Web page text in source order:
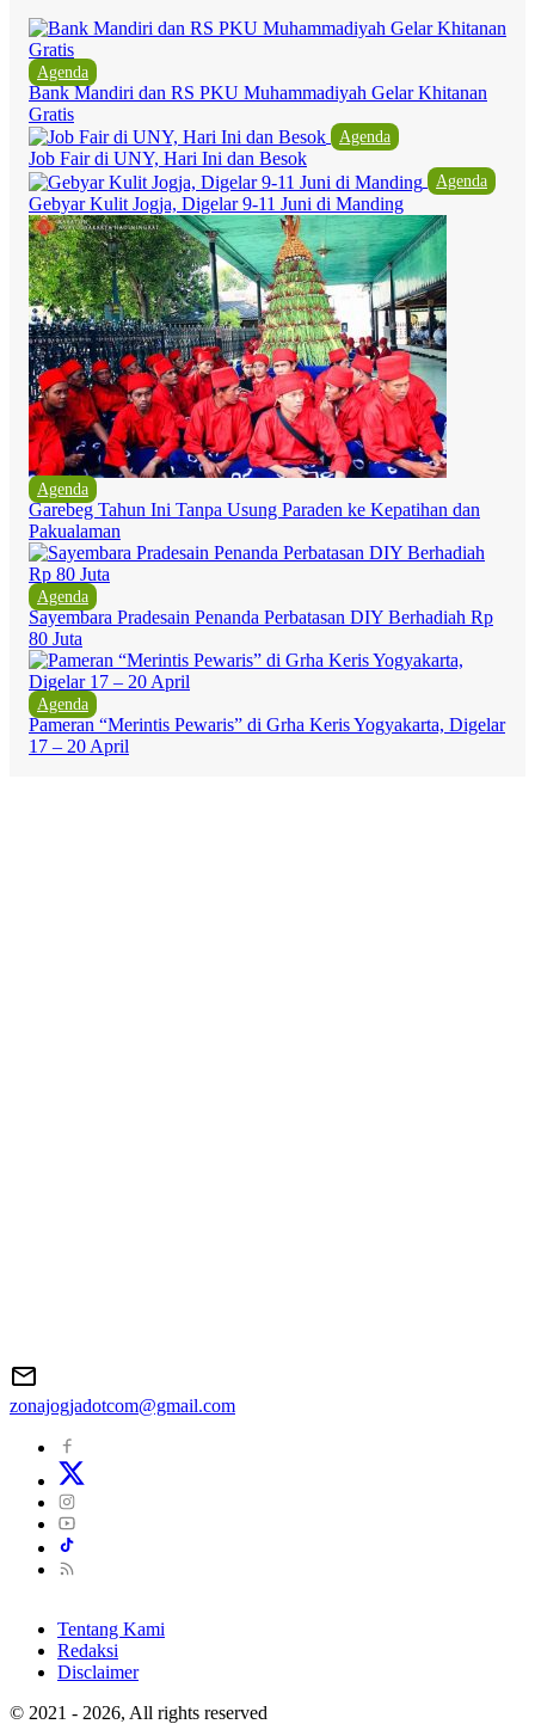
Agenda
Bank Mandiri dan RS PKU Muhammadiyah Gelar Khitanan
Gratis
Agenda
Job Fair di UNY, Hari Ini dan Besok
Agenda
Gebyar Kulit Jogja, Digelar 9-11 Juni di Manding
Agenda
Garebeg Tahun Ini Tanpa Usung Paraden ke Kepatihan dan
Pakualaman
Agenda
Sayembara Pradesain Penanda Perbatasan DIY Berhadiah Rp
80 Juta
Agenda
Pameran “Merintis Pewaris” di Grha Keris Yogyakarta, Digelar
17 – 20 April
zonajogjadotcom@gmail.com
Tentang Kami
Redaksi
Disclaimer
© 2021 - 2026, All rights reserved